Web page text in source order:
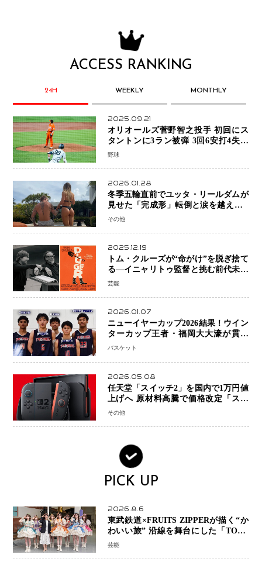
ACCESS RANKING
24H WEEKLY MONTHLY
2025.09.21
オリオールズ菅野智之投手 初回にス
タントンに3ラン被弾 3回6安打4失点
で降板
野球
2026.01.28
冬季五輪直前でユッタ・リールダムが
見せた「完成形」転倒と涙を越えて─
ミラノで金を狙うオランダ女王の現在
その他
2025.12.19
トム・クルーズが“命がけ”を脱ぎ捨て
る―イニャリトゥ監督と挑む前代未聞
の大惨事コメディ「DIGGER ディガ
芸能
2026.01.07
ニューイヤーカップ2026結果！ウイン
ターカップ王者・福岡大大濠が貫禄
V！ 東山は“背番号継承”で新たな物語
バスケット
2026.05.08
任天堂「スイッチ2」を国内で1万円値
上げへ 原材料高騰で価格改定「スイ
ッチオンライン」も引き上げ
その他
PICK UP
2026.8.6
東武鉄道×FRUITS ZIPPERが描く“か
わいい旅” 沿線を舞台にした「TOBU
KAWAII PROJECT」が開幕
芸能